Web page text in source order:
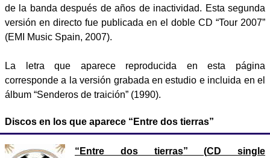
de la banda después de años de inactividad. Esta segunda
versión en directo fue publicada en el doble CD “Tour 2007”
(EMI Music Spain, 2007).
La letra que aparece reproducida en esta página
corresponde a la versión grabada en estudio e incluida en el
álbum “Senderos de traición” (1990).
Discos en los que aparece “Entre dos tierras”
“ Entre dos tierras” (CD single